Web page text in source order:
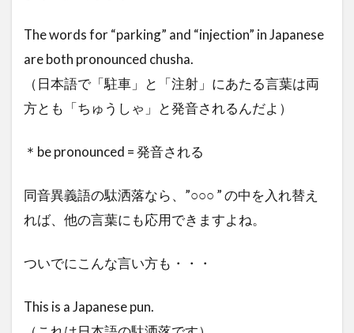
The words for “parking” and “injection” in Japanese
are both pronounced chusha.
（日本語で「駐車」と「注射」にあたる言葉は両
方とも「ちゅうしゃ」と発音されるんだよ）
＊be pronounced = 発音される
同音異義語の駄洒落なら、”○○○ ” の中を入れ替え
れば、他の言葉にも応用できますよね。
ついでにこんな言い方も・・・
This is a Japanese pun.